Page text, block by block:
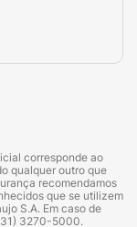
corresponde ao
qualquer outro que
recomendamos
que se utilizem
S.A. Em caso de
3270-5000.